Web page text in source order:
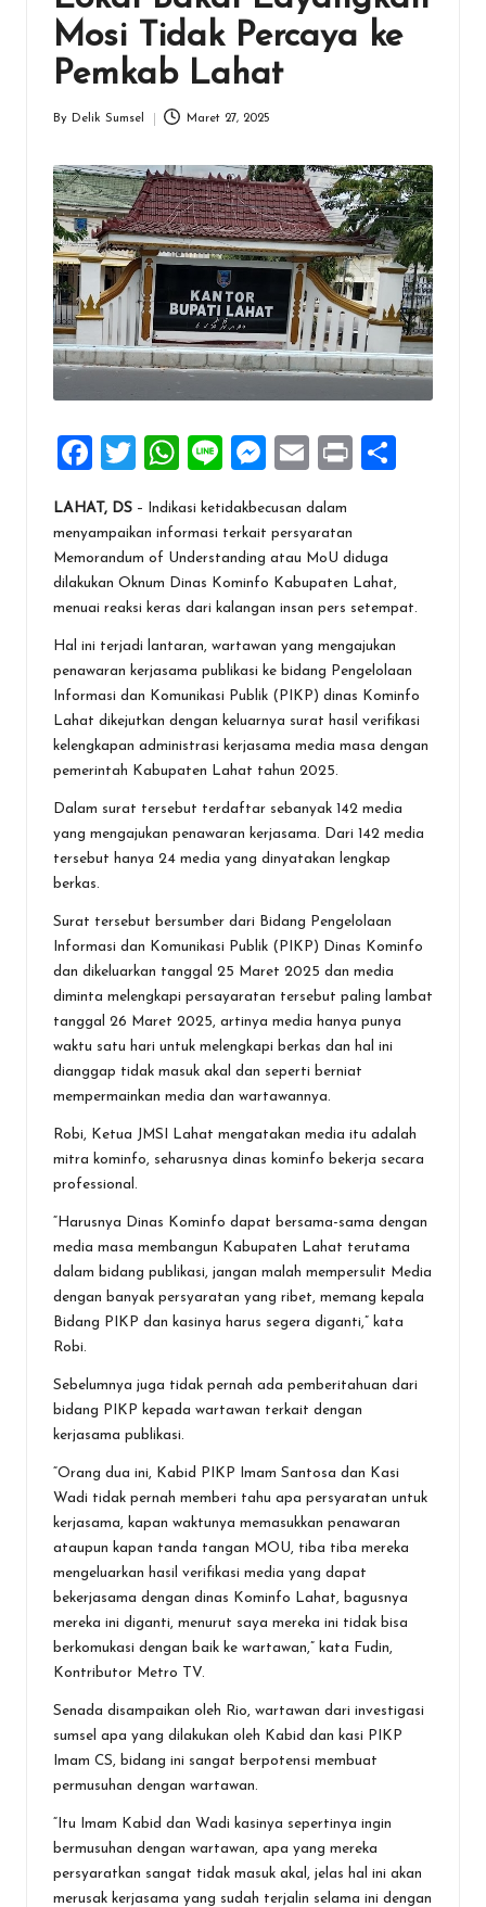
Mosi Tidak Percaya ke
Pemkab Lahat
By Delik Sumsel Maret 27, 2025
F
ce
b
o
k
T
tt
er
W
at
s
A
p
Li
e
M
se
n
g
E
ai
l
Pr
LAHAT, DS – Indikasi ketidakbecusan dalam
menyampaikan informasi terkait persyaratan
Memorandum of Understanding atau MoU diduga
dilakukan Oknum Dinas Kominfo Kabupaten Lahat,
menuai reaksi keras dari kalangan insan pers setempat.
Hal ini terjadi lantaran, wartawan yang mengajukan
penawaran kerjasama publikasi ke bidang Pengelolaan
Informasi dan Komunikasi Publik (PIKP) dinas Kominfo
Lahat dikejutkan dengan keluarnya surat hasil verifikasi
kelengkapan administrasi kerjasama media masa dengan
pemerintah Kabupaten Lahat tahun 2025.
Dalam surat tersebut terdaftar sebanyak 142 media
yang mengajukan penawaran kerjasama. Dari 142 media
tersebut hanya 24 media yang dinyatakan lengkap
berkas.
Surat tersebut bersumber dari Bidang Pengelolaan
Informasi dan Komunikasi Publik (PIKP) Dinas Kominfo
dan dikeluarkan tanggal 25 Maret 2025 dan media
diminta melengkapi persayaratan tersebut paling lambat
tanggal 26 Maret 2025, artinya media hanya punya
waktu satu hari untuk melengkapi berkas dan hal ini
dianggap tidak masuk akal dan seperti berniat
mempermainkan media dan wartawannya.
Robi, Ketua JMSI Lahat mengatakan media itu adalah
mitra kominfo, seharusnya dinas kominfo bekerja secara
professional.
“Harusnya Dinas Kominfo dapat bersama-sama dengan
media masa membangun Kabupaten Lahat terutama
dalam bidang publikasi, jangan malah mempersulit Media
dengan banyak persyaratan yang ribet, memang kepala
Bidang PIKP dan kasinya harus segera diganti,” kata
Robi.
Sebelumnya juga tidak pernah ada pemberitahuan dari
bidang PIKP kepada wartawan terkait dengan
kerjasama publikasi.
“Orang dua ini, Kabid PIKP Imam Santosa dan Kasi
Wadi tidak pernah memberi tahu apa persyaratan untuk
kerjasama, kapan waktunya memasukkan penawaran
ataupun kapan tanda tangan MOU, tiba tiba mereka
mengeluarkan hasil verifikasi media yang dapat
bekerjasama dengan dinas Kominfo Lahat, bagusnya
mereka ini diganti, menurut saya mereka ini tidak bisa
berkomukasi dengan baik ke wartawan,” kata Fudin,
Kontributor Metro TV.
Senada disampaikan oleh Rio, wartawan dari investigasi
sumsel apa yang dilakukan oleh Kabid dan kasi PIKP
Imam CS, bidang ini sangat berpotensi membuat
permusuhan dengan wartawan.
“Itu Imam Kabid dan Wadi kasinya sepertinya ingin
bermusuhan dengan wartawan, apa yang mereka
persyaratkan sangat tidak masuk akal, jelas hal ini akan
merusak kerjasama yang sudah terjalin selama ini dengan